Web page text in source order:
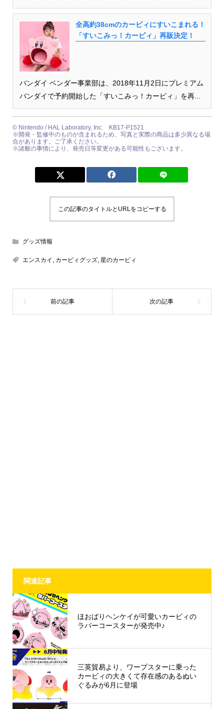
全高約38cmのカービィにすいこまれる！
「すいこみっ！カービィ」再販決定！
バンダイ ベンダー事業部は、2018年11月2日にプレミアム
バンダイで予約開始した「すいこみっ！カービィ」を再...
©︎ Nintendo / HAL Laboratory, Inc. KB17-P1521
※開発・監修中のものが含まれるため、写真と実際の商品は多少異なる場
合があります。ご了承ください。
※諸般の事情により、発売日等変更がある可能性もございます。
この記事のタイトルとURLをコピーする
グッズ情報
エンスカイ カービィグッズ, 星のカービィ
関連記事
ほおばりヘンケイが可愛いカービィの
ラバーコースターが発売中♪
三英貿易より、ワープスターに乗った
カービィの大きくて存在感のあるぬい
ぐるみが6月に登場